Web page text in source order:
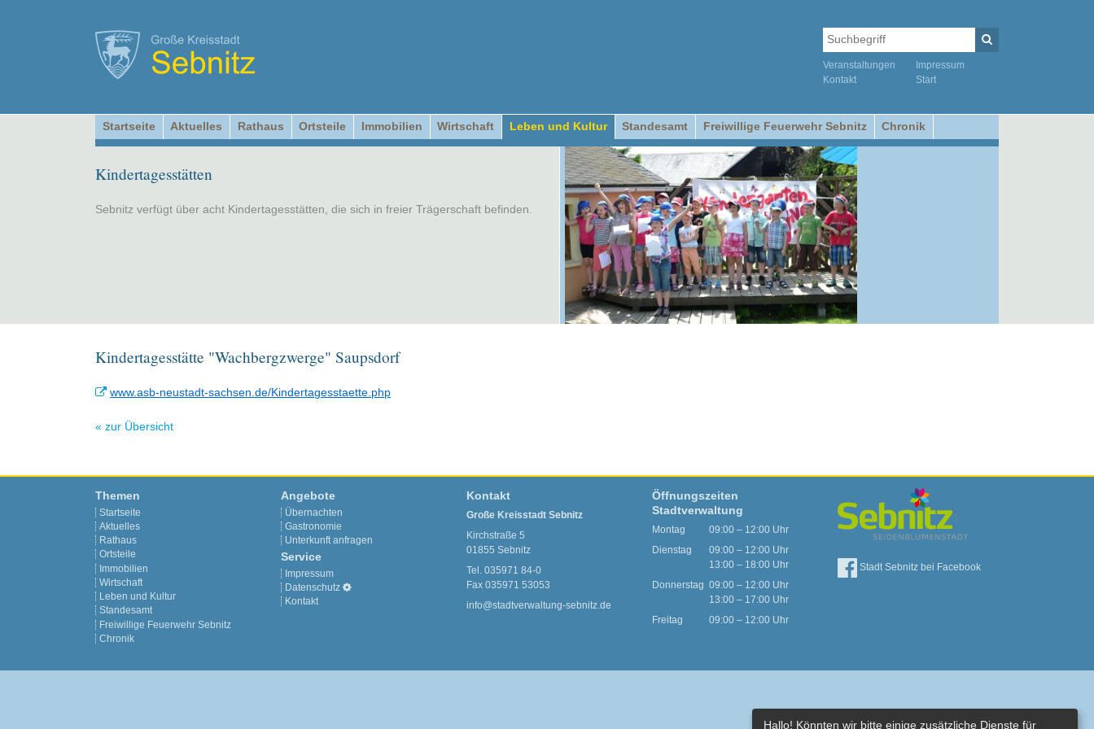
Veranstaltungen
Kontakt
Impressum
Start
Startseite Aktuelles Rathaus Ortsteile Immobilien Wirtschaft Leben und Kultur Standesamt Freiwillige Feuerwehr Sebnitz Chronik
Kindertagesstätten
Sebnitz verfügt über acht Kindertagesstätten, die sich in freier Trägerschaft befinden.
Kindertagesstätte "Wachbergzwerge" Saupsdorf
www.asb-neustadt-sachsen.de/Kindertagesstaette.php
« zur Übersicht
Themen
Startseite
Aktuelles
Rathaus
Ortsteile
Immobilien
Wirtschaft
Leben und Kultur
Standesamt
Freiwillige Feuerwehr Sebnitz
Chronik
Angebote
Übernachten
Gastronomie
Unterkunft anfragen
Service
Impressum
Datenschutz
Kontakt
Kontakt
Große Kreisstadt Sebnitz
Kirchstraße 5
01855 Sebnitz
Tel. 035971 84-0
Fax 035971 53053
info@stadtverwaltung-sebnitz.de
Öffnungszeiten
Stadtverwaltung
Montag
09:00 – 12:00 Uhr
Dienstag
09:00 – 12:00 Uhr
13:00 – 18:00 Uhr
Donnerstag 09:00 – 12:00 Uhr
13:00 – 17:00 Uhr
Freitag
09:00 – 12:00 Uhr
Stadt Sebnitz bei Facebook
Hallo! Könnten wir bitte einige zusätzliche Dienste für